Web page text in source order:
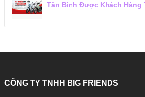
Tân Bình Được Khách Hàng
CÔNG TY TNHH BIG FRIENDS